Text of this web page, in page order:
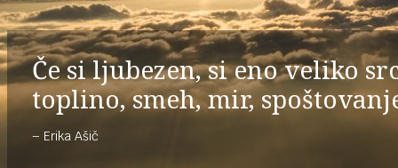
Če si ljubezen, si eno veliko
toplino, smeh, mir,
Erika Ašič